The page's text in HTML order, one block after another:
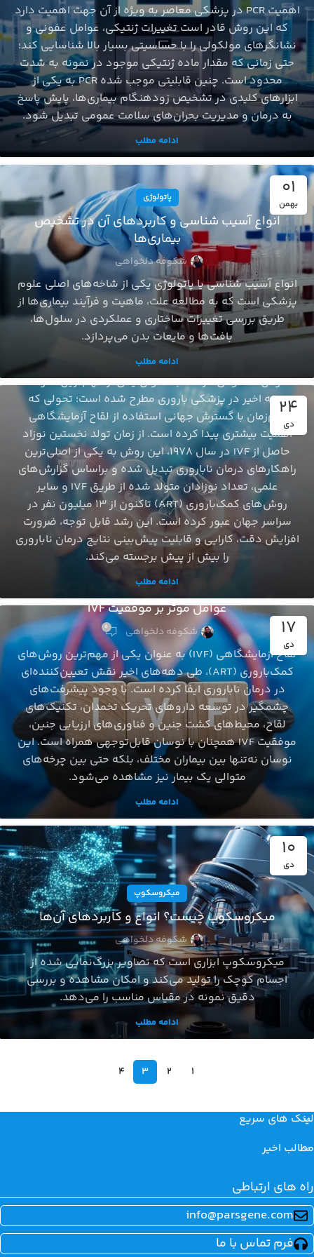
اهمیت PCR در پزشکی معاصر به‌ ویژه از آن جهت اهمیت دارد
که این روش قادر است تغییرات ژنتیکی، عوامل عفونی و
نشانگرهای مولکولی را با حساسیتی بسیار بالا شناسایی کند؛
حتی زمانی که مقدار ماده ژنتیکی موجود در نمونه به‌ شدت
محدود است. چنین قابلیتی موجب شده PCR به یکی از
ابزارهای کلیدی در تشخیص زودهنگام بیماری‌ها، پایش پاسخ
به درمان و مدیریت بحران‌های سلامت عمومی تبدیل شود.
ادامه مطلب
01
بهمن
پاتولوژی
انواع آسیب‌ شناسی و کاربردهای آن در تشخیص
بیماری‌ها
شکوفه دلخواهی
انواع آسیب‌ شناسی یا پاتولوژی یکی از شاخه‌های اصلی علوم
پزشکی است که به مطالعه علت، ماهیت و فرآیند بیماری‌ها از
طریق بررسی تغییرات ساختاری و عملکردی در سلول‌ها،
بافت‌ها و مایعات بدن می‌پردازد.
ادامه مطلب
24
دی
باروری و ناباروری
کاربردهای هوش مصنوعی در IVF: از انتخاب جنین تا
بهینه‌سازی فرآیندهای بالینی
شکوفه دلخواهی
هوش مصنوعی در IVF به‌ عنوان یکی از مهم‌ترین تحولات
دهه اخیر در پزشکی باروری مطرح شده است؛ تحولی که
هم‌زمان با گسترش جهانی استفاده از لقاح آزمایشگاهی
اهمیت بیشتری پیدا کرده است. از زمان تولد نخستین نوزاد
حاصل از IVF در سال ۱۹۷۸، این روش به یکی از اصلی‌ترین
راهکارهای درمان ناباروری تبدیل شده و براساس گزارش‌های
علمی، تعداد نوزادان متولد شده از طریق IVF و سایر
روش‌های کمک‌باروری (ART) تاکنون از ۱۳ میلیون نفر در
سراسر جهان عبور کرده است. این رشد قابل‌ توجه، ضرورت
افزایش دقت، کارایی و قابلیت پیش‌بینی نتایج درمان ناباروری
را بیش از پیش برجسته می‌کند.
ادامه مطلب
17
دی
باروری و ناباروری
عوامل مؤثر بر موفقیت IVF
شکوفه دلخواهی 0
لقاح آزمایشگاهی (IVF) به‌ عنوان یکی از مهم‌ترین روش‌های
کمک‌باروری (ART)، طی دهه‌های اخیر نقش تعیین‌کننده‌ای
در درمان ناباروری ایفا کرده است. با وجود پیشرفت‌های
چشمگیر در توسعه داروهای تحریک تخمدان، تکنیک‌های
لقاح، محیط‌های کشت جنین و فناوری‌های ارزیابی جنین،
موفقیت IVF همچنان با نوسان قابل‌توجهی همراه است. این
نوسان نه‌تنها بین بیماران مختلف، بلکه حتی بین چرخه‌های
متوالی یک بیمار نیز مشاهده می‌شود.
ادامه مطلب
10
دی
میکروسکوپ
میکروسکوپ چیست؟ انواع و کاربردهای آن‌ها
شکوفه دلخواهی
میکروسکوپ ابزاری است که تصاویر بزرگ‌نمایی شده از
اجسام کوچک را تولید می‌کند و امکان مشاهده و بررسی
دقیق نمونه در مقیاس مناسب را می‌دهد.
ادامه مطلب
1
2
3
4
لینک های سریع
مطالب اخیر
راه های ارتباطی
info@parsgene.com
فرم تماس با ما